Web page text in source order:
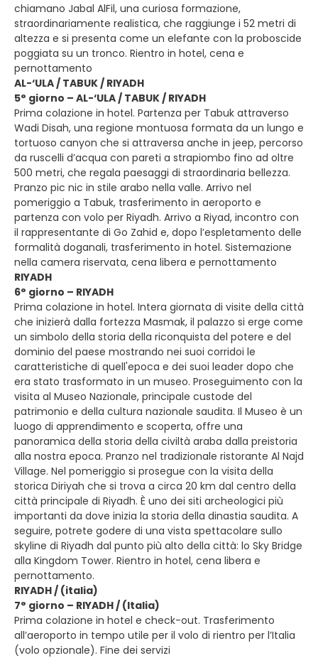
chiamano Jabal AlFil, una curiosa formazione,
straordinariamente realistica, che raggiunge i 52 metri di
altezza e si presenta come un elefante con la proboscide
poggiata su un tronco. Rientro in hotel, cena e
pernottamento
AL-‘ULA / TABUK / RIYADH
5° giorno – AL-‘ULA / TABUK / RIYADH
Prima colazione in hotel. Partenza per Tabuk attraverso
Wadi Disah, una regione montuosa formata da un lungo e
tortuoso canyon che si attraversa anche in jeep, percorso
da ruscelli d’acqua con pareti a strapiombo fino ad oltre
500 metri, che regala paesaggi di straordinaria bellezza.
Pranzo pic nic in stile arabo nella valle. Arrivo nel
pomeriggio a Tabuk, trasferimento in aeroporto e
partenza con volo per Riyadh. Arrivo a Riyad, incontro con
il rappresentante di Go Zahid e, dopo l’espletamento delle
formalità doganali, trasferimento in hotel. Sistemazione
nella camera riservata, cena libera e pernottamento
RIYADH
6° giorno – RIYADH
Prima colazione in hotel. Intera giornata di visite della città
che inizierà dalla fortezza Masmak, il palazzo si erge come
un simbolo della storia della riconquista del potere e del
dominio del paese mostrando nei suoi corridoi le
caratteristiche di quell'epoca e dei suoi leader dopo che
era stato trasformato in un museo. Proseguimento con la
visita al Museo Nazionale, principale custode del
patrimonio e della cultura nazionale saudita. Il Museo è un
luogo di apprendimento e scoperta, offre una
panoramica della storia della civiltà araba dalla preistoria
alla nostra epoca. Pranzo nel tradizionale ristorante Al Najd
Village. Nel pomeriggio si prosegue con la visita della
storica Diriyah che si trova a circa 20 km dal centro della
città principale di Riyadh. È uno dei siti archeologici più
importanti da dove inizia la storia della dinastia saudita. A
seguire, potrete godere di una vista spettacolare sullo
skyline di Riyadh dal punto più alto della città: lo Sky Bridge
alla Kingdom Tower. Rientro in hotel, cena libera e
pernottamento.
RIYADH / (italia)
7° giorno – RIYADH / (Italia)
Prima colazione in hotel e check-out. Trasferimento
all’aeroporto in tempo utile per il volo di rientro per l’Italia
(volo opzionale). Fine dei servizi